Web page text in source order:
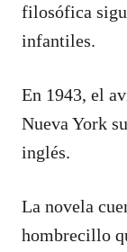
filosófica
infantiles.
En 1943, el
Nueva York
inglés.
La novela
hombrecillo